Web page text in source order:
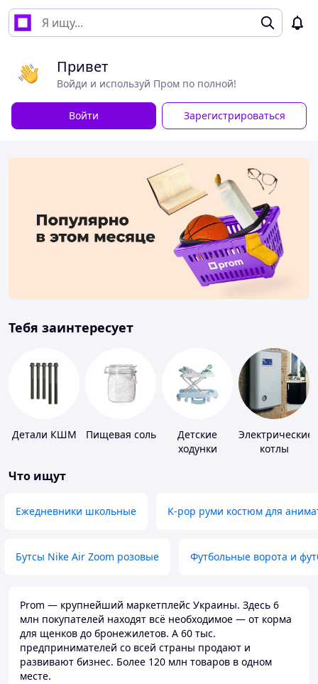
Привет
Войди и используй Пром по полной!
Войти Зарегистрироваться
Тебя заинтересует
Детали КШМ Пищевая соль
Детские
ходунки
Электрические
котлы
Что ищут
Ежедневники школьные K-pop руми костюм для
Бутсы Nike Air Zoom розовые Футбольные ворота и
Prom — крупнейший маркетплейс Украины. Здесь 6
млн покупателей находят всё необходимое — от корма
для щенков до бронежилетов. А 60 тыс.
предпринимателей со всей страны продают и
развивают бизнес. Более 120 млн товаров в одном
месте.